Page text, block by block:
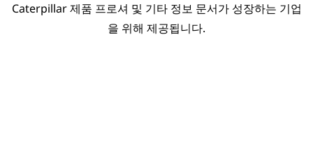
Caterpillar 제품 프로셔 및 기타 정보 문서가 성장하는 기업
을 위해 제공됩니다.